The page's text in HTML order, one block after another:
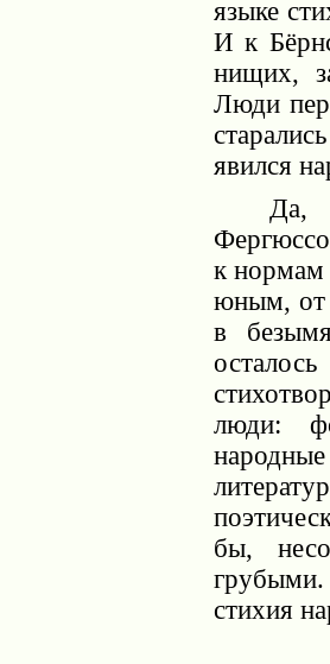
языке
И к
нищих,
Люди
явился
Да,
к нормам
юным, от
в
люди:
бы,
стихия